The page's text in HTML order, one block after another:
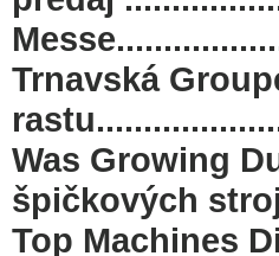
Trnavská
Was Growing
špičkových
Top Machines